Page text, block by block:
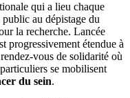
qui a lieu chaque
au dépistage du
la recherche. Lancée
progressivement étendue à
vous de solidarité où
se mobilisent
du sein.